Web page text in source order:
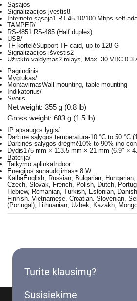
Sąsajos
Signalizacijos įvestis8
Interneto sąsaja1 RJ-45 10/100 Mbps self-
TAMPER/
RS-4851 RS-485 (Half duplex)
USB/
TF kortelėSupport TF card, up to 128 G
Signalizacijos išvestis2
Užrakto valdymas2 relays, Max. 30 VDC 0.3
Pagrindinis
Mygtukas/
MontavimasWall mounting, table mounting
Indikatorius/
Svoris
Net weight: 355 g (0.8 lb)
Gross weight: 683 g (1.5 lb)
IP apsaugos lygis/
Darbinė sąlygos temperatūra-10 °C to 50 °C
Darbinės sąlygos drėgmė10% to 90% (no-
Dydis175 mm × 113.5 mm × 21 mm (6.9″ ×
Baterija/
Taikymo aplinkaIndoor
Energijos sunaudojimas≤ 8 W
KalbaEnglish, Russian, Bulgarian,
Czech, Slovak, French, Polish, Dutch,
Hebrew, Romanian, Turkish, Estonian,
Finnish, Vietnamese, Croatian, Slovenian,
(Portugal), Lithuanian, Uzbek, Kazakh,
Turite klausimų?
Susisiekime